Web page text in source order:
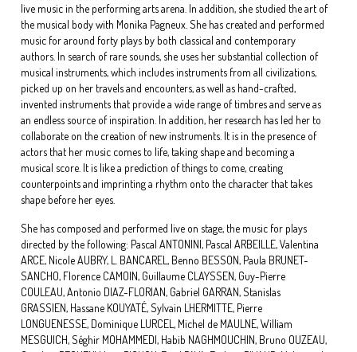
live music in the performing arts arena. In addition, she studied the art of
the musical body with Monika Pagneux. She has created and performed
music for around forty plays by both classical and contemporary
authors. In search of rare sounds, she uses her substantial collection of
musical instruments, which includes instruments from all civilizations,
picked up on her travels and encounters, as well as hand-crafted,
invented instruments that provide a wide range of timbres and serve as
an endless source of inspiration. In addition, her research has led her to
collaborate on the creation of new instruments. It is in the presence of
actors that her music comes to life, taking shape and becoming a
musical score. It is like a prediction of things to come, creating
counterpoints and imprinting a rhythm onto the character that takes
shape before her eyes.
She has composed and performed live on stage, the music for plays
directed by the following: Pascal ANTONINI, Pascal ARBEILLE, Valentina
ARCE, Nicole AUBRY, L. BANCAREL, Benno BESSON, Paula BRUNET-
SANCHO, Florence CAMOIN, Guillaume CLAYSSEN, Guy-Pierre
COULEAU, Antonio DIAZ-FLORIAN, Gabriel GARRAN, Stanislas
GRASSIEN, Hassane KOUYATÉ, Sylvain LHERMITTE, Pierre
LONGUENESSE, Dominique LURCEL, Michel de MAULNE, William
MESGUICH, Séghir MOHAMMEDI, Habib NAGHMOUCHIN, Bruno OUZEAU,